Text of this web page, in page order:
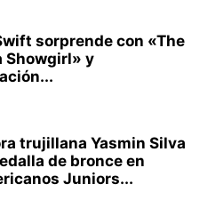
sorprende con «The
Showgirl» y
trujillana Yasmin Silva
de bronce en
Juniors...